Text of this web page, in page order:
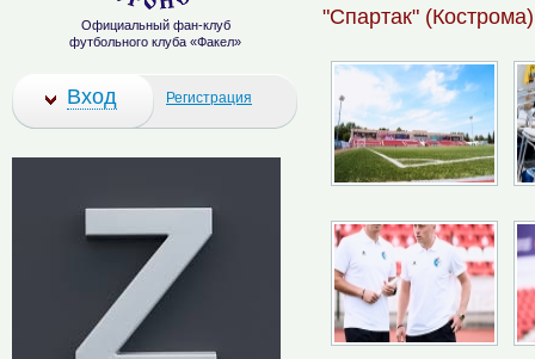
"Спартак"
Официальный фан-клуб
футбольного клуба «Факел»
Вход Регистрация